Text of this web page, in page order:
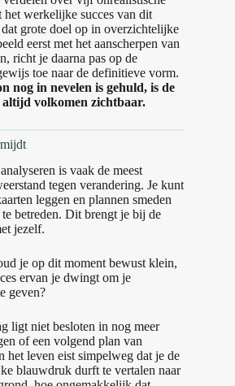
werkelijke succes van dit
grote doel op in overzichtelijke
eerst met het aanscherpen van
richt je daarna pas op de
toe naar de definitieve vorm.
nog in nevelen is gehuld, is de
altijd volkomen zichtbaar.
is vaak de meest
tegen verandering. Je kunt
leggen en plannen smeden
betreden. Dit brengt je bij de
jezelf.
je op dit moment bewust klein,
ervan je dwingt om je
geven?
ligt niet besloten in nog meer
of een volgend plan van
het leven eist simpelweg dat je de
blauwdruk durft te vertalen naar